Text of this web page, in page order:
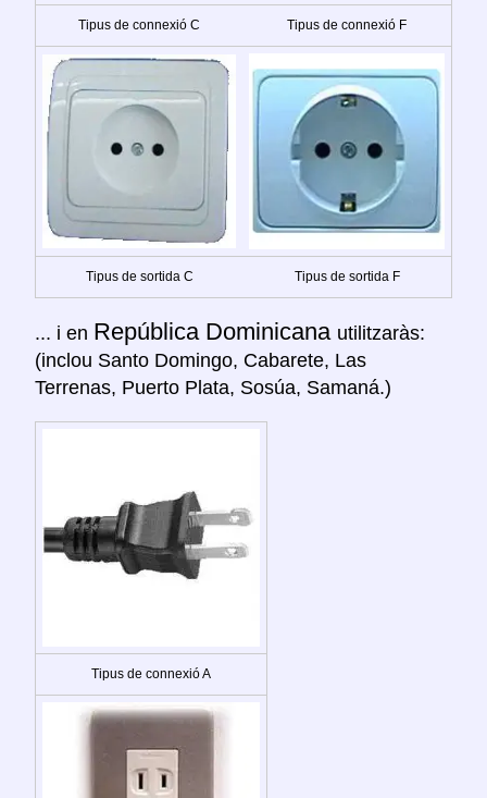
Tipus de connexió C Tipus de connexió F
Tipus de sortida C Tipus de sortida F
... i en República Dominicana utilitzaràs:
(inclou Santo Domingo, Cabarete, Las
Terrenas, Puerto Plata, Sosúa, Samaná.)
Tipus de connexió A